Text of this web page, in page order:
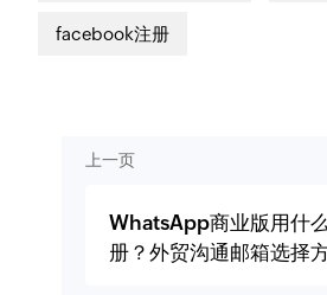
facebook注册
上一页
WhatsApp商业版用什
册？外贸沟通邮箱选择